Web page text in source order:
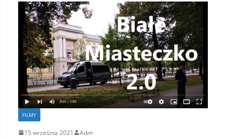
FILMY
15 września 2021 Adm